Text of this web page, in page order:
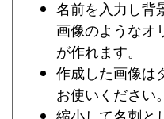
名前を入力し背
画像のようなオ
が作れます。
作成した画像は
お使いください。